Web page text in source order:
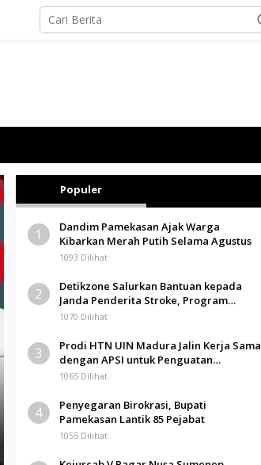
Populer
1
Dandim Pamekasan Ajak Warga
Kibarkan Merah Putih Selama Agustus
1093 Dilihat
2
Detikzone Salurkan Bantuan kepada
Janda Penderita Stroke, Program
Berbagi Masuki Hari ke-61
1070 Dilihat
3
Prodi HTN UIN Madura Jalin Kerja Sama
dengan APSI untuk Penguatan
Kompetensi Mahasiswa
1065 Dilihat
4
Penyegaran Birokrasi, Bupati
Pamekasan Lantik 85 Pejabat
1055 Dilihat